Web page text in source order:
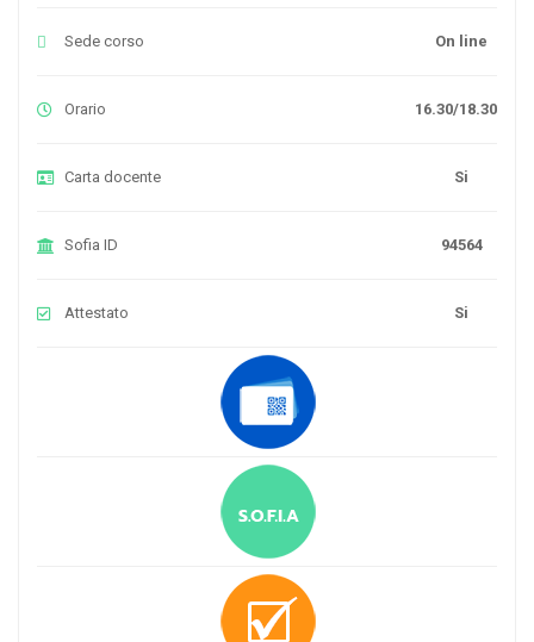
Sede corso On line
Orario 16.30/18.30
Carta docente Si
Sofia ID 94564
Attestato Si